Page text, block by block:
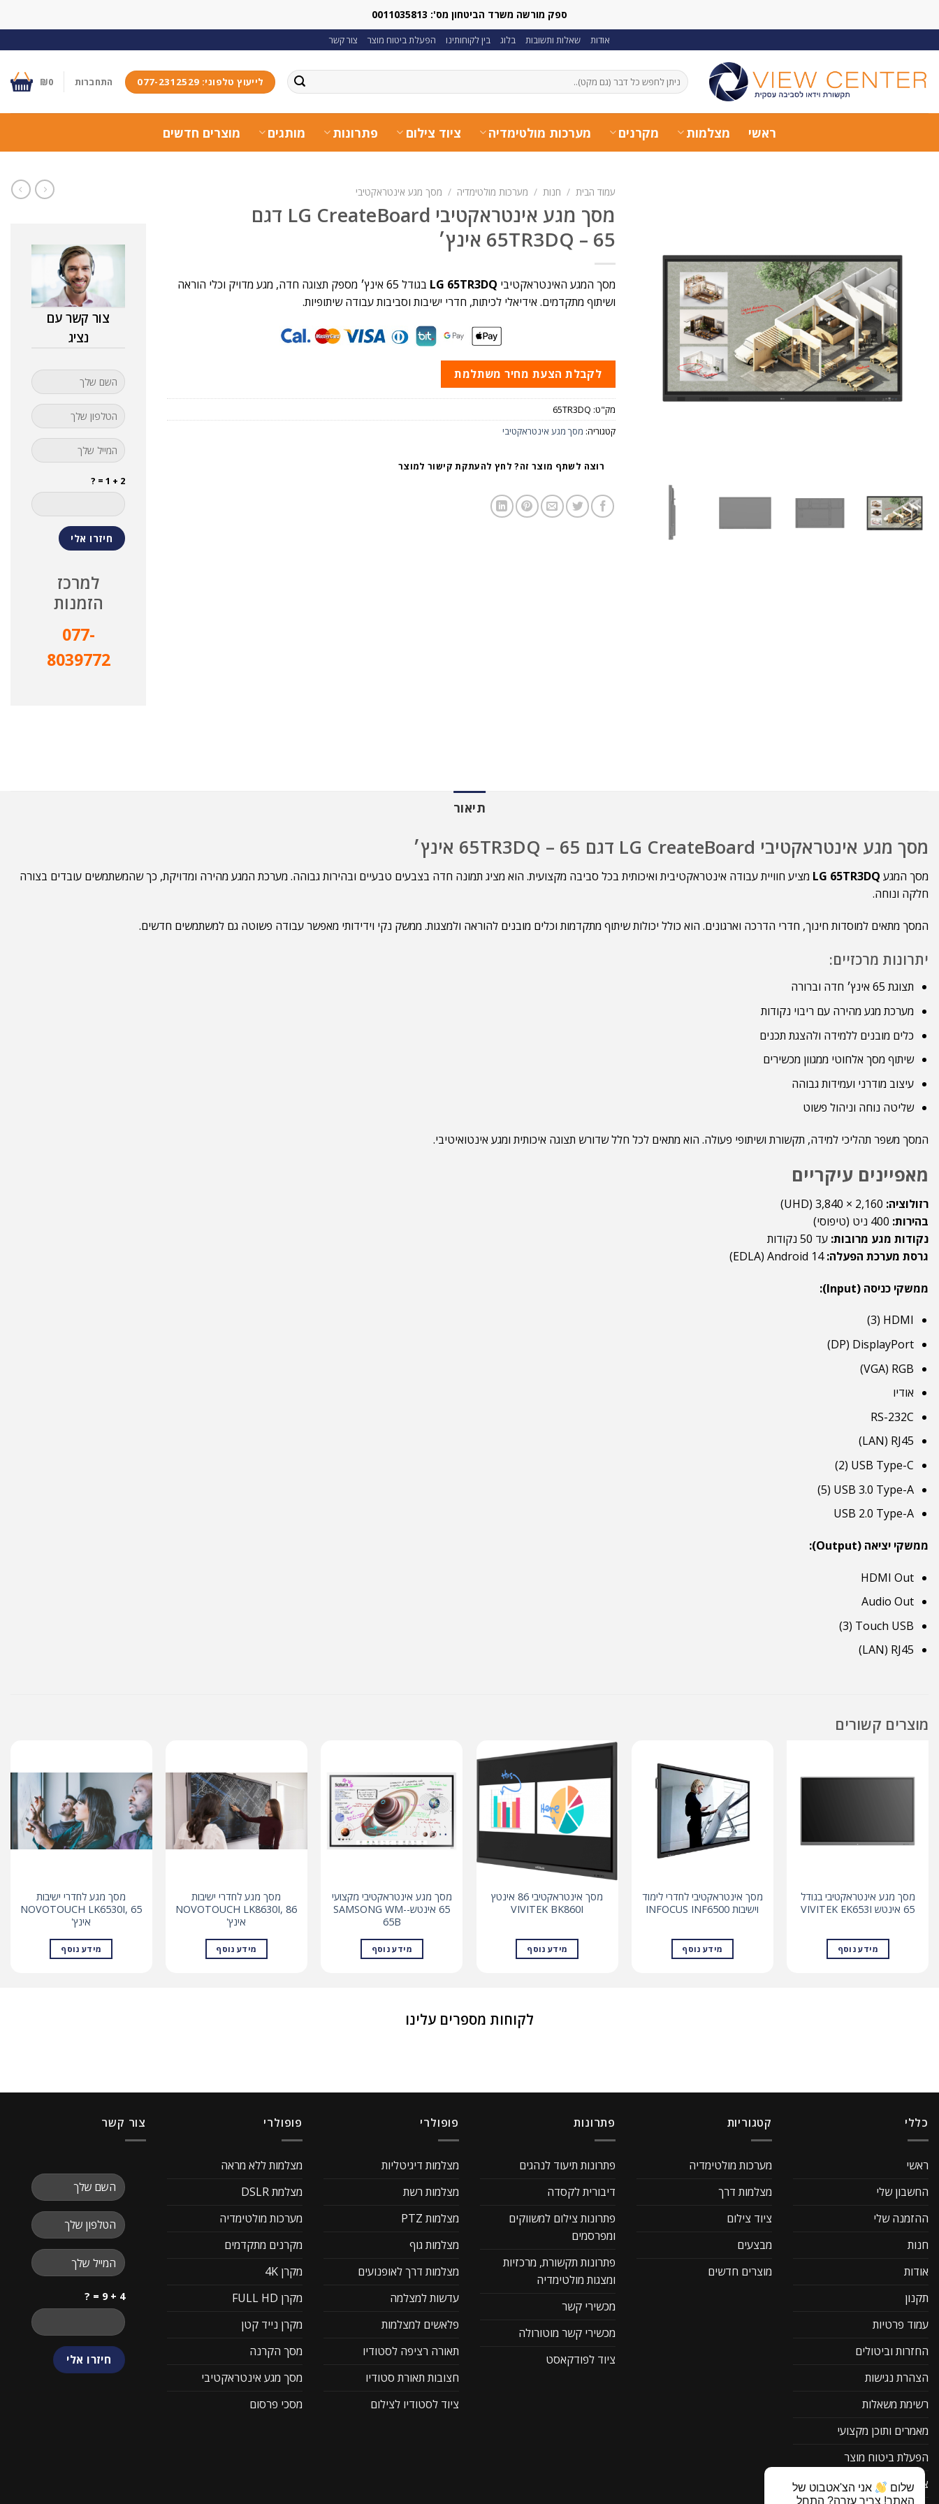
ספק מורשה משרד הביטחון מס': 0011035813
אודות שאלות ותשובות בלוג בין לקוחותינו הפעלת ביטוח מוצר צור קשר
חיפוש
עבור:
לייעוץ טלפוני: 077-2312529 התחברות ₪0
ראשי מצלמות מקרנים מערכות מולטימדיה ציוד צילום פתרונות מותגים מוצרים חדשים
עמוד הבית / חנות / מערכות מולטימדיה / מסך מגע אינטראקטיבי
מסך מגע אינטראקטיבי LG CreateBoard דגם
65TR3DQ – 65 אינץ׳
מסך המגע האינטראקטיבי LG 65TR3DQ
בגודל 65 אינץ׳ מספק תצוגה חדה, מגע מדויק וכלי הוראה
ושיתוף מתקדמים. אידיאלי לכיתות, חדרי ישיבות וסביבות עבודה שיתופיות.
לקבלת הצעת מחיר משתלמת
מק"ט: 65TR3DQ
קטגוריה: מסך מגע אינטראקטיבי
רוצה לשתף מוצר זה? לחץ להעתקת קישור למוצר
צור קשר עם
נציג
2 + 1 = ?
למרכז
הזמנות
077-
8039772
תיאור
מסך מגע אינטראקטיבי LG CreateBoard דגם 65TR3DQ – 65 אינץ׳
מסך המגע LG 65TR3DQ מציע חוויית עבודה אינטראקטיבית ואיכותית בכל סביבה מקצועית. הוא מציג תמונה חדה בצבעים טבעיים ובהירות גבוהה. מערכת המגע מהירה ומדויקת, כך שהמשתמשים עובדים בצורה
חלקה ונוחה.
המסך מתאים למוסדות חינוך, חדרי הדרכה וארגונים. הוא כולל יכולות שיתוף מתקדמות וכלים מובנים להוראה ולמצגות. ממשק נקי וידידותי מאפשר עבודה פשוטה גם למשתמשים חדשים.
יתרונות מרכזיים:
תצוגת 65 אינץ׳ חדה וברורה
מערכת מגע מהירה עם ריבוי נקודות
כלים מובנים ללמידה ולהצגת תכנים
שיתוף מסך אלחוטי ממגוון מכשירים
עיצוב מודרני ועמידות גבוהה
שליטה נוחה וניהול פשוט
המסך משפר תהליכי למידה, תקשורת ושיתופי פעולה. הוא מתאים לכל חלל שדורש תצוגה איכותית ומגע אינטואיטיבי.
מאפיינים עיקריים
רזולוציה:
בהירות:
נקודות מגע מרובות: עד 50 נקודות
גרסת מערכת הפעלה:Android 14 ‏(EDLA)
ממשקי כניסה (Input):
HDMI ‏(3)
DisplayPort ‏(DP)
RGB ‏(VGA)
אודיו
RS-232C
RJ45 ‏(LAN)
USB Type-C ‏(2)
USB 3.0 Type-A ‏(5)
USB 2.0 Type-A
ממשקי יציאה (Output):
HDMI Out
Audio Out
Touch USB ‏(3)
RJ45 ‏(LAN)
מוצרים קשורים
מסך מגע אינטראקטיבי בגודל
65 אינטש VIVITEK EK653I
מידע נוסף
מסך אינטראקטיבי לחדרי לימוד
וישיבות INFOCUS INF6500
מידע נוסף
מסך אינטראקטיבי 86 אינטץ
VIVITEK BK860I
מידע נוסף
מסך מגע אינטראקטיבי מקצועי
65 אינטש-SAMSONG WM-
65B
מידע נוסף
מסך מגע לחדרי ישיבות
NOVOTOUCH LK8630I, 86
אינץ'
מידע נוסף
מסך מגע לחדרי ישיבות
NOVOTOUCH LK6530I, 65
אינץ'
מידע נוסף
לקוחות מספרים עלינו
כללי
ראשי
החשבון שלי
ההזמנה שלי
חנות
אודות
תקנון
עמוד פרטיות
החזרות וביטולים
הצהרת נגישות
רשימת משאלות
מאמרים ותוכן מקצועי
הפעלת ביטוח מוצר
צור קשר
קטגוריות
מערכות מולטימדיה
מצלמות דרך
ציוד צילום
מבצעים
מוצרים חדשים
פתרונות
פתרונות תיעוד לנהגים
דיבורית לקסדה
פתרונות צילום למשווקים
ומפרסמים
פתרונות תקשורת, מרכזיות
ומצגות מולטימדיה
מכשירי קשר
מכשירי קשר מוטורולה
ציוד לפודקאסט
פופולרי
מצלמות דיגיטליות
מצלמות רשת
מצלמות PTZ
מצלמות גוף
מצלמות דרך לאופנועים
עדשות למצלמה
פלאשים למצלמות
תאורה רציפה לסטודיו
חצובות תאורת סטודיו
ציוד לסטודיו לצילום
פופולרי
מצלמות ללא מראה
מצלמת DSLR
מערכות מולטימדיה
מקרנים מתקדמים
מקרן 4K
מקרן FULL HD
מקרן נייד קטן
מסך הקרנה
מסך מגע אינטראקטיבי
מסכי פרסום
צור קשר
4 + 9 = ?
שלום
אני הצ'אטבוט של
האתר! צריך עזרה? התחל